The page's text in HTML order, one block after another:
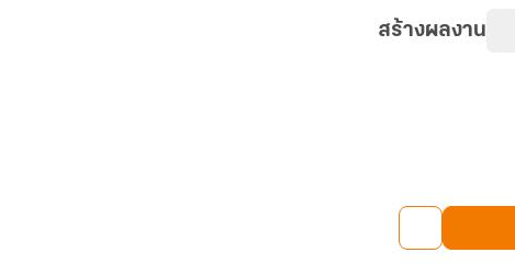
สร้างผลงาน